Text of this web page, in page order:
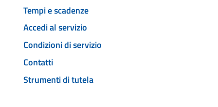
Tempi e scadenze
Accedi al servizio
Condizioni di servizio
Contatti
Strumenti di tutela